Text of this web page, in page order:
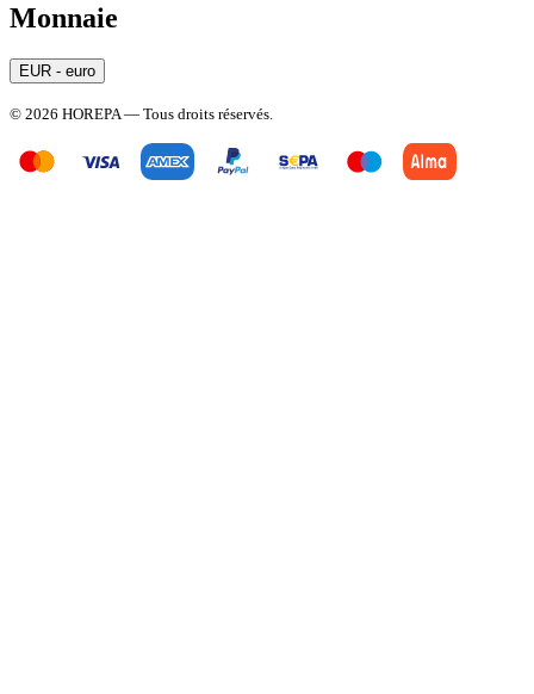
Monnaie
EUR - euro
© 2026 HOREPA — Tous droits réservés.